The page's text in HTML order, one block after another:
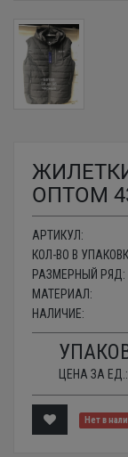
ОПТОМ
АРТИКУЛ:
КОЛ-ВО В
РАЗМЕРНЫЙ РЯД:
МАТЕРИАЛ:
НАЛИЧИЕ:
ЦЕНА ЗА ЕД.:
Нет в